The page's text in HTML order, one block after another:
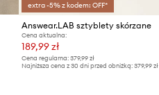
extra -5% z kodem: OFF*
Answear.LAB sztyblety skórzane
Cena aktualna:
189,99 zł
Cena regularna: 379,99 zł
Najniższa cena z 30 dni przed obniżką: 379,99 zł